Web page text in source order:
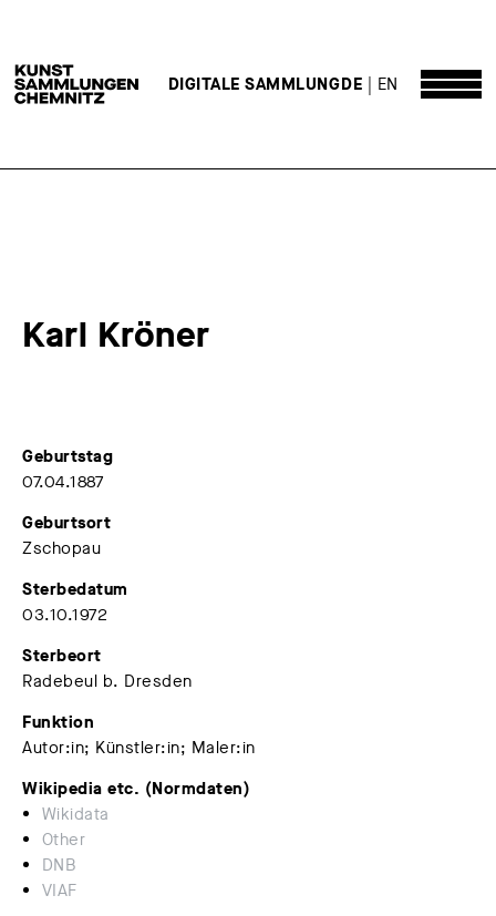
DE EN
DIGITALE SAMMLUNG
Karl Kröner
Geburtstag
07.04.1887
Geburtsort
Zschopau
Sterbedatum
03.10.1972
Sterbeort
Radebeul b. Dresden
Funktion
Autor:in; Künstler:in; Maler:in
Wikipedia etc. (Normdaten)
Wikidata
Other
DNB
VIAF